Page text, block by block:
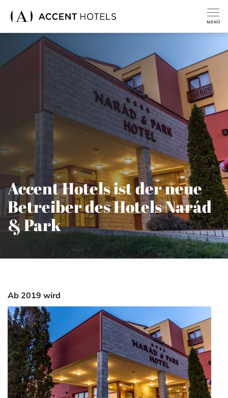
Accent Hotels ist der neue
Betreiber des Hotels Narád
& Park
Ab 2019 wird